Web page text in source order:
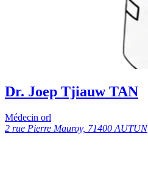
Dr. Joep Tjiauw TAN
Médecin orl
2 rue Pierre Mauroy, 71400 AUTUN